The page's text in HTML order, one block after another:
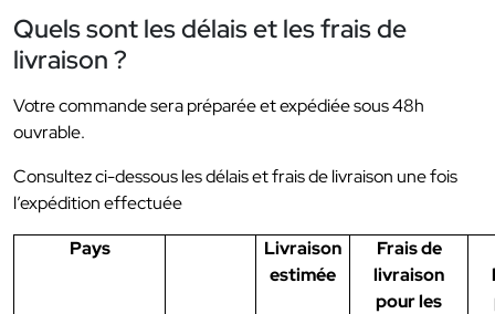
Quels sont les délais et les frais de
livraison ?
Votre commande sera préparée et expédiée sous 48h
ouvrable.
Consultez ci-dessous les délais et frais de livraison une fois
l’expédition effectuée
Pays
Livraison
estimée
Frais de
livraison
pour les